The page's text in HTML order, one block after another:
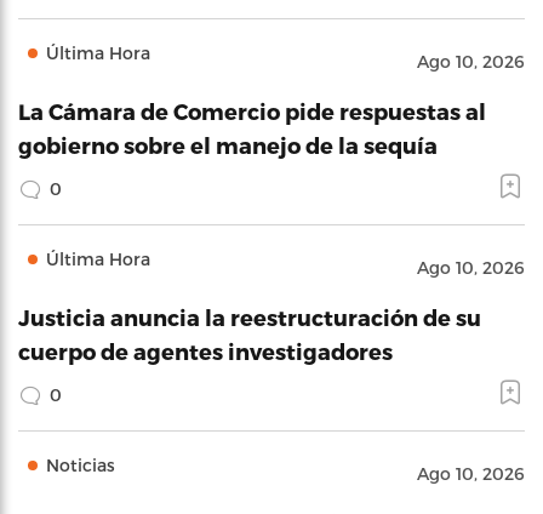
Última Hora Ago 10, 2026
La Cámara de Comercio pide respuestas al
gobierno sobre el manejo de la sequía
0
Última Hora Ago 10, 2026
Justicia anuncia la reestructuración de su
cuerpo de agentes investigadores
0
Noticias Ago 10, 2026